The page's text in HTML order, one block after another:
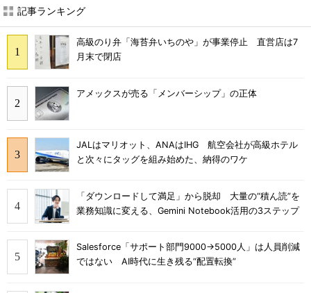
記事ランキング
高級のり弁「海苔弁いちのや」が事業停止 直営店は7
月末で閉店
アメックスが売る「メンバーシップ」の正体
JALはマリオット、ANAはIHG 航空会社が高級ホテル
と次々にタッグを組み始めた、納得のワケ
「ダウンロードして満足」から脱却 大量の“積ん読”を
業務知識に変える、Gemini Notebook活用の3ステップ
Salesforce「サポート部門9000→5000人」は人員削減
ではない AI時代に生き残る“配置転換”